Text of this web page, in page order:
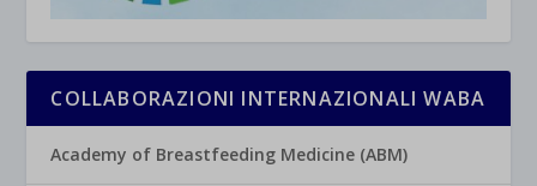
COLLABORAZIONI INTERNAZIONALI WABA
Academy of Breastfeeding Medicine (ABM)